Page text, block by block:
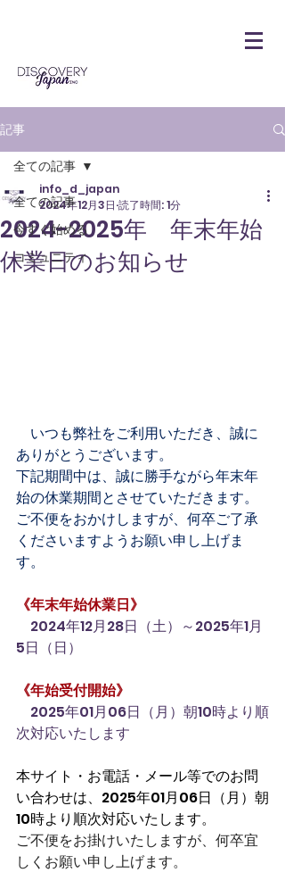
記事
全ての記事
今すぐ始める
コミュニティ
全ての記事
2024-2025年 年末年始
休業日のお知らせ
info_d_japan
2024年12月3日 読了時間: 1分
いつも弊社をご利用いただき、誠に
ありがとうございます。
下記期間中は、誠に勝手ながら年末年
始の休業期間とさせていただきます。
ご不便をおかけしますが、何卒ご了承
くださいますようお願い申し上げま
す。
《年末年始休業日》
2024年12月28日（土）～2025年1月
5日（日）
《年始受付開始》
2025年01月06日（月）朝10時より順
次対応いたします
本サイト・お電話・メール等でのお問
い合わせは、 2025年01月06日（月）朝
10時より順次対応いたします。
ご不便をお掛けいたしますが、何卒宜
しくお願い申し上げます。